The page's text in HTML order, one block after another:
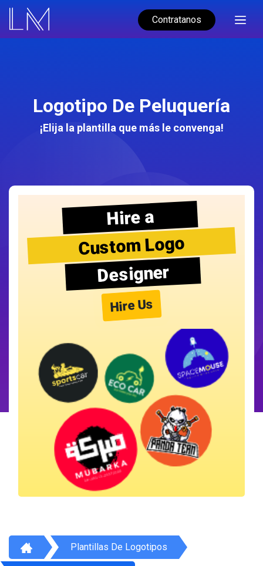
Contratanos
Logotipo De Peluquería
¡Elija la plantilla que más le convenga!
Hire a
Custom Logo
Designer
Hire Us
Plantillas De Logotipos